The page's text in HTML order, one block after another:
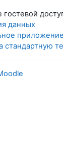
гостевой
данных
приложение
стандартную